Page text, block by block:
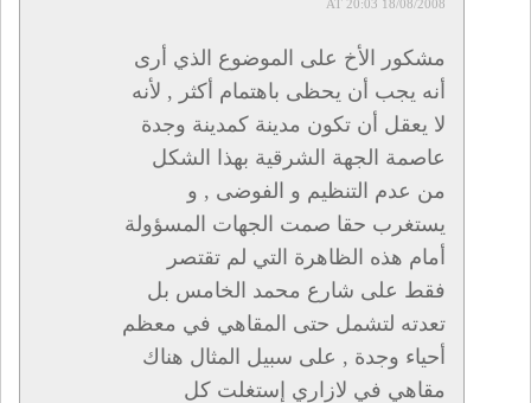
18/08/2008 AT 20:03
مشكور الأخ على الموضوع الذي أرى
أنه يجب أن يحظى باهتمام أكثر , لأنه
لا يعقل أن تكون مدينة كمدينة وجدة
عاصمة الجهة الشرقية بهذا الشكل
من عدم التنظيم و الفوضى , و
يستغرب حقا صمت الجهات المسؤولة
أمام هذه الظاهرة التي لم تقتصر
فقط على شارع محمد الخامس بل
تعدته لتشمل حتى المقاهي في معظم
أحياء وجدة , على سبيل المثال هناك
مقاهي في لازاري إستغلت كل